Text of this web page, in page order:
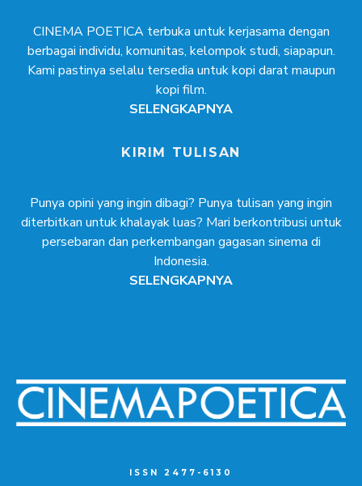
CINEMA POETICA terbuka untuk kerjasama dengan
berbagai individu, komunitas, kelompok studi, siapapun.
Kami pastinya selalu tersedia untuk kopi darat maupun
kopi film.
SELENGKAPNYA
KIRIM TULISAN
Punya opini yang ingin dibagi? Punya tulisan yang ingin
diterbitkan untuk khalayak luas? Mari berkontribusi untuk
persebaran dan perkembangan gagasan sinema di
Indonesia.
SELENGKAPNYA
ISSN 2477-6130